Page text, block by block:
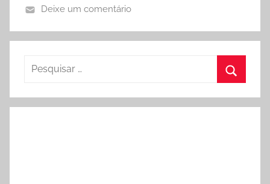
Deixe um comentário
Pesquisar